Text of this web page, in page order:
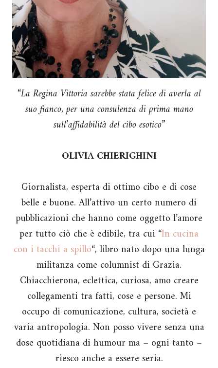
“La Regina Vittoria sarebbe stata felice di averla al
suo fianco, per una consulenza di prima mano
sull’affidabilità del cibo esotico”
OLIVIA CHIERIGHINI
Giornalista, esperta di ottimo cibo e di cose
belle e buone. All’attivo un certo numero di
pubblicazioni che hanno come oggetto l’amore
per tutto ciò che è edibile, tra cui “In cucina
con i tacchi a spillo“, libro nato dopo una lunga
militanza come columnist di Grazia.
Chiacchierona, eclettica, curiosa, amo creare
collegamenti tra fatti, cose e persone. Mi
occupo di comunicazione, cultura, società e
varia antropologia. Non posso vivere senza una
dose quotidiana di humour ma – ogni tanto –
riesco anche a essere seria.